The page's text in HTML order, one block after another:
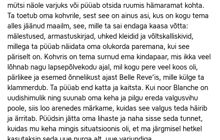
mütsi näole varjuks või püüab otsida ruumis hämaramat kohta.
Ta toetub oma kohvrile, sest see on ainus asi, kus on kogu tema
alles jäänud maailm, see, mille ta sai endaga kaasa võtta:
mälestused, armastuskirjad, uhked kleidid ja võltskalliskivid,
millega ta püüab näidata oma olukorda paremana, kui see
päriselt on. Kohvris on tema surnud ema kindapaar, mis ikka veel
lõhnab nagu lapsepõlvekodu ajal, mil kogu pere veel koos oli,
pärlikee ja esemed õnnelikust ajast Belle Reve’is, mille külge ta
klammerdub. Ta püüab end katta ja kaitsta. Kui noor Blanche on
uudishimulik ning suunab oma keha ja pilgu ereda valgusvihu
poole, siis loo arenedes märkame, kuidas see valgus teda häirib
ja ärritab. Püüdsin jätta oma lihaste ja naha sisse seda tunnet,
kuidas mu keha mingis situatsioonis oli, et ma järgmisel hetkel